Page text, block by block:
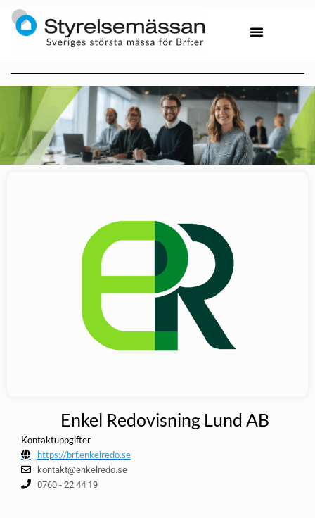
Enkel Redovisning Lund AB
Kontaktuppgifter
https://brf.enkelredo.se
kontakt@enkelredo.se
0760 - 22 44 19